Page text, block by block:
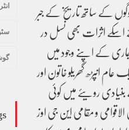
کے ساتھ تاریخ کے جبر
اسکے اثرات بھی نسل در
کے اپنے وجود میں
انپڑھ گھریلو خاتون اور
رویئے میں کوئی
و مقامی این جی اوز